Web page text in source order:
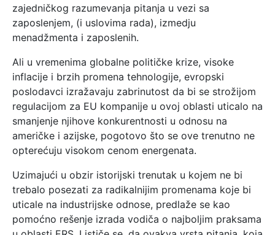
zajedničkog razumevanja pitanja u vezi sa
zaposlenjem, (i uslovima rada), izmedju
menadžmenta i zaposlenih.
Ali u vremenima globalne političke krize, visoke
inflacije i brzih promena tehnologije, evropski
poslodavci izražavaju zabrinutost da bi se strožijom
regulacijom za EU kompanije u ovoj oblasti uticalo na
smanjenje njihove konkurentnosti u odnosu na
američke i azijske, pogotovo što se ove trenutno ne
opterećuju visokom cenom energenata.
Uzimajući u obzir istorijski trenutak u kojem ne bi
trebalo posezati za radikalnijim promenama koje bi
uticale na industrijske odnose, predlaže se kao
pomoćno rešenje izrada vodiča o najboljim praksama